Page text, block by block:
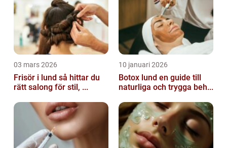
03 mars 2026
Frisör i lund så hittar du
rätt salong för stil, ...
10 januari 2026
Botox lund en guide till
naturliga och trygga beh...